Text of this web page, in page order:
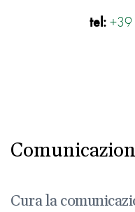
tel:
Cura la